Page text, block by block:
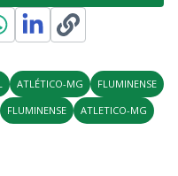
ATLÉTICO-MG
FLUMINENSE
FLUMINENSE ATLETICO-MG